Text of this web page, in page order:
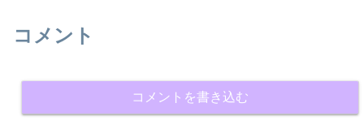
コメント
コメントを書き込む